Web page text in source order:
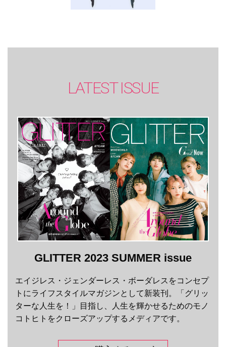
LATEST ISSUE
GLITTER 2023 SUMMER issue
エイジレス・ジェンダーレス・ボーダレスをコンセプ
トにライフスタイルマガジンとして新装刊。「グリッ
ターな人生を！」目指し、人生を輝かせるためのモノ
コトヒトをクローズアップするメディアです。